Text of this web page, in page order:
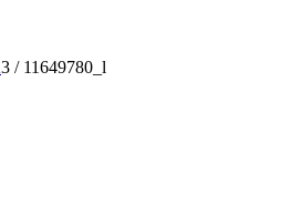
3 / 11649780_l